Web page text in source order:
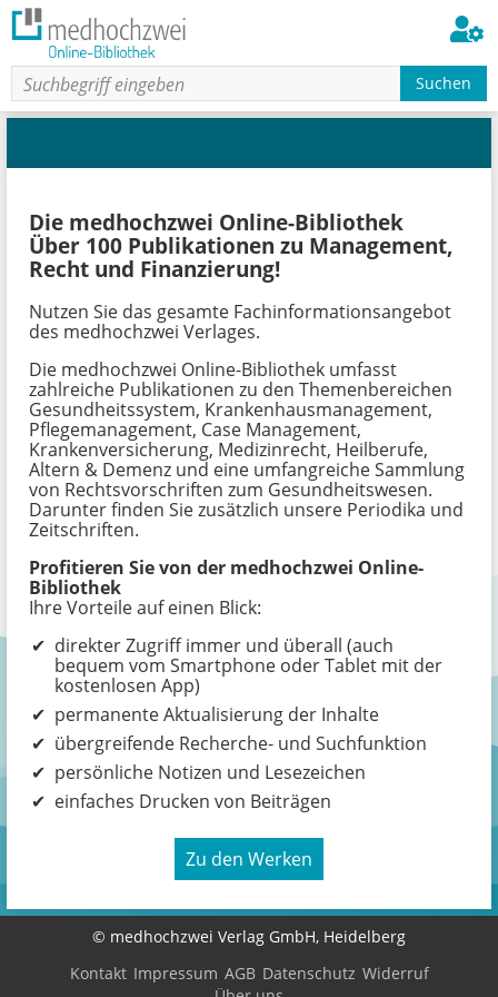
Suchen
Die medhochzwei Online-Bibliothek
Über 100 Publikationen zu Management,
Recht und Finanzierung!
Nutzen Sie das gesamte Fachinformationsangebot
des medhochzwei Verlages.
Die medhochzwei Online-Bibliothek umfasst
zahlreiche Publikationen zu den Themenbereichen
Gesundheitssystem, Krankenhausmanagement,
Pflegemanagement, Case Management,
Krankenversicherung, Medizinrecht, Heilberufe,
Altern & Demenz und eine umfangreiche Sammlung
von Rechtsvorschriften zum Gesundheitswesen.
Darunter finden Sie zusätzlich unsere Periodika und
Zeitschriften.
Profitieren Sie von der medhochzwei Online-
Bibliothek
Ihre Vorteile auf einen Blick:
✔ direkter Zugriff immer und überall (auch
bequem vom Smartphone oder Tablet mit der
kostenlosen App)
✔ permanente Aktualisierung der Inhalte
✔ übergreifende Recherche- und Suchfunktion
✔ persönliche Notizen und Lesezeichen
✔ einfaches Drucken von Beiträgen
Zu den Werken
© medhochzwei Verlag GmbH, Heidelberg
Kontakt Impressum AGB Datenschutz Widerruf